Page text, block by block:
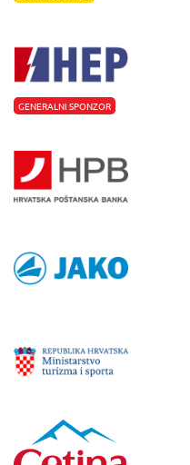
GENERALNI SPONZOR